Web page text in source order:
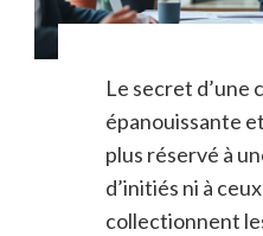
Le secret d’une
épanouissante
plus réservé à
d’initiés ni à
collectionnent